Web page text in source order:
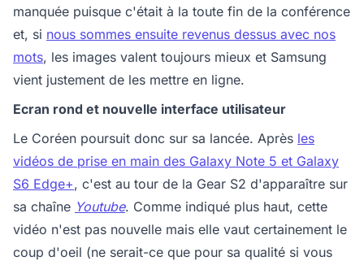
manquée puisque c'était à la toute fin de la conférence
et, si nous sommes ensuite revenus dessus avec nos
mots, les images valent toujours mieux et Samsung
vient justement de les mettre en ligne.
Ecran rond et nouvelle interface utilisateur
Le Coréen poursuit donc sur sa lancée. Après les
vidéos de prise en main des Galaxy Note 5 et Galaxy
S6 Edge+, c'est au tour de la Gear S2 d'apparaître sur
sa chaîne Youtube. Comme indiqué plus haut, cette
vidéo n'est pas nouvelle mais elle vaut certainement le
coup d'oeil (ne serait-ce que pour sa qualité si vous